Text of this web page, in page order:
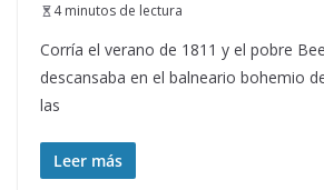
4 minutos de lectura
Corría el verano de 1811 y el pobre
descansaba en el balneario bohemio
las
Leer más